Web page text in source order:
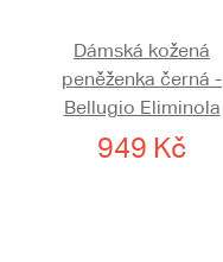
Dámská kožená
peněženka černá -
Bellugio Eliminola
949 Kč